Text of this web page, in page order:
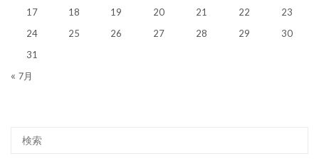
17 18 19 20 21 22
23
24
25 26 27 28 29
30
31
« 7月